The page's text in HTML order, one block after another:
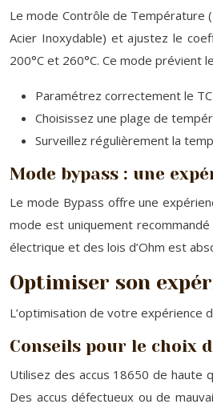
Le mode Contrôle de Température
Acier Inoxydable) et ajustez le
200°C et 260°C. Ce mode
Paramétrez correctement le
Choisissez une plage de
Surveillez régulièrement la
Mode bypass : une
Le mode Bypass offre une
mode est uniquement
électrique et des lois d’Ohm est
Optimiser son
L’optimisation de votre expérience
Conseils pour le choix
Utilisez des accus 18650 de haute
Des accus défectueux ou de